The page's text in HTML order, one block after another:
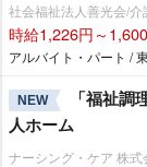
社会福祉法人善光会/
時給1,226円～
アルバイト・パート /
NEW
「福祉
人ホーム
ナーシング・ケア 株